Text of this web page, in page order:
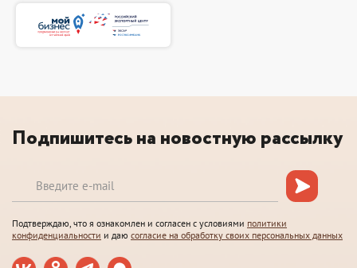
Подпишитесь на новостную рассылку
Подтверждаю, что я ознакомлен и согласен с условиями политики
конфиденциальности и даю согласие на обработку своих персональных данных